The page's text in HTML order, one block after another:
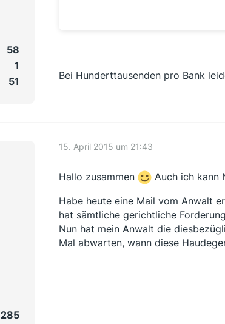
58
1
51
Zinsen zeitversetzt zur
Bei Hunderttausenden pro Bank
285
15. April 2015 um 21:43
Hallo zusammen Auch ich kann
Habe heute eine Mail vom Anwalt
hat sämtliche gerichtliche
Nun hat mein Anwalt die
Mal abwarten, wann diese